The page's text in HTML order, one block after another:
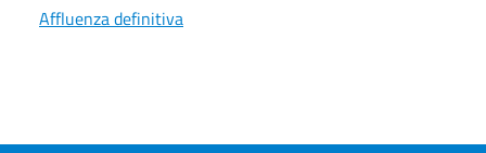
Affluenza definitiva